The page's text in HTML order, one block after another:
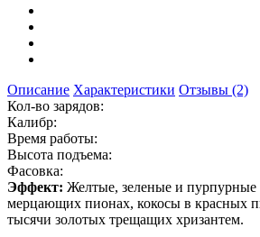
Описание Характеристики Отзывы (2)
Кол-во зарядов:
Калибр:
Время работы:
Высота подъема:
Фасовка:
Эффект: Желтые, зеленые и пурпурные
мерцающих пионах, кокосы в красных
тысячи золотых трещащих хризантем.